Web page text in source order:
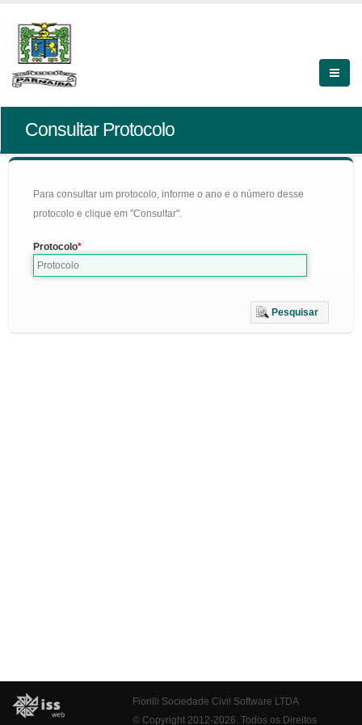
Consultar Protocolo
Para consultar um protocolo, informe o ano e o número desse
protocolo e clique em "Consultar".
Protocolo
Pesquisar
Fiorilli Sociedade Civil Software LTDA
© Copyright 2012-2026. Todos os Direitos